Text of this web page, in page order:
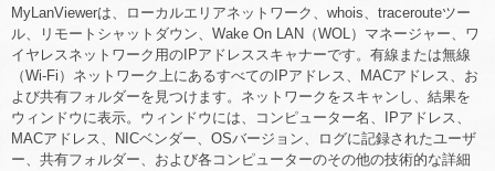
MyLanViewerは、ローカルエリアネットワーク、whois、tracerouteツー
ル、リモートシャットダウン、Wake On LAN（WOL）マネージャー、ワ
イヤレスネットワーク用のIPアドレススキャナーです。有線または無線
（Wi-Fi）ネットワーク上にあるすべてのIPアドレス、MACアドレス、お
よび共有フォルダーを見つけます。ネットワークをスキャンし、結果を
ウィンドウに表示。ウィンドウには、コンピューター名、IPアドレス、
MACアドレス、NICベンダー、OSバージョン、ログに記録されたユーザ
ー、共有フォルダー、および各コンピューターのその他の技術的な詳細